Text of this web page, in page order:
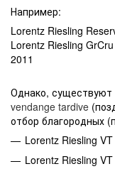
Например:
Lorentz Riesling
Lorentz Riesling
2011
Однако, существуют
vendange tardive
отбор благородных
Lorentz Riesling
Lorentz Riesling